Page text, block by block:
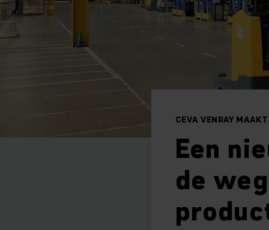
CEVA VENRAY MAAKT
Een
de